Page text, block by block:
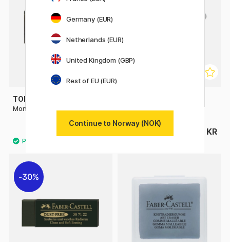
TOMBOW
Mono Dust Catch Viskelær
38 KR
30%
Germany (EUR)
Netherlands (EUR)
United Kingdom (GBP)
Rest of EU (EUR)
Continue to Norway (NOK)